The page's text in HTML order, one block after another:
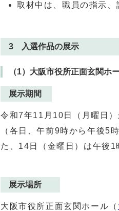
取材中は、職員の指示、
3 入選作品の展示
（1）大阪市役所正面玄関ホ
展示期間
令和7年11月10日（月曜日
（各日、午前9時から午後5
た、14日（金曜日）は午後1
展示場所
大阪市役所正面玄関ホール（